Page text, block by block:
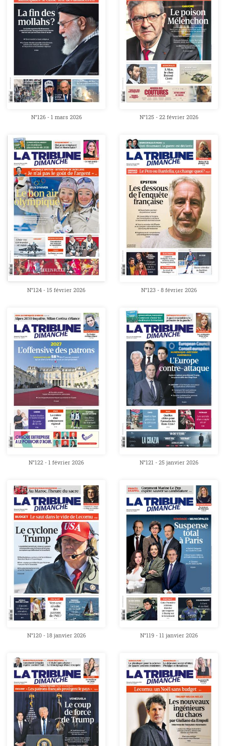
N°126 - 1 mars 2026 N°125 - 22 février 2026
N°124 - 15 février 2026 N°123 - 8 février 2026
N°122 - 1 février 2026 N°121 - 25 janvier 2026
N°120 - 18 janvier 2026 N°119 - 11 janvier 2026